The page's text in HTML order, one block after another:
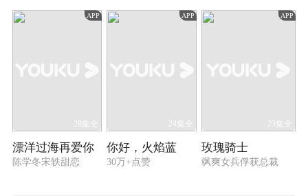
APP
28集全
漂洋过海再爱你
陈学冬宋轶甜恋
APP
24集全
你好，火焰蓝
30万+点赞
APP
23集全
玫瑰骑士
飒爽女兵俘获总裁